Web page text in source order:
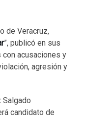
de Veracruz,
”, publicó en sus
acusaciones y
agresión y
Salgado
candidato de